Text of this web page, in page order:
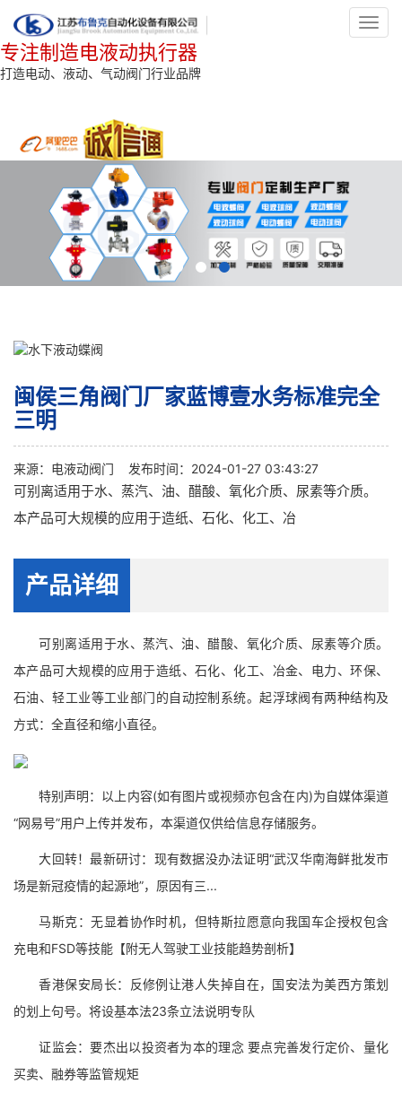
专注制造电液动执行器
打造电动、液动、气动阀门行业品牌
闽侯三角阀门厂家蓝博壹水务标准完全
三明
来源： 电液动阀门 发布时间：2024-01-27 03:43:27
可别离适用于水、蒸汽、油、醋酸、氧化介质、尿素等介质。
本产品可大规模的应用于造纸、石化、化工、冶
产品详细
可别离适用于水、蒸汽、油、醋酸、氧化介质、尿素等介质。
本产品可大规模的应用于造纸、石化、化工、冶金、电力、环保、
石油、轻工业等工业部门的自动控制系统。起浮球阀有两种结构及
方式：全直径和缩小直径。
特别声明：以上内容(如有图片或视频亦包含在内)为自媒体渠道
“网易号”用户上传并发布，本渠道仅供给信息存储服务。
大回转！最新研讨：现有数据没办法证明“武汉华南海鲜批发市
场是新冠疫情的起源地”，原因有三...
马斯克：无显着协作时机，但特斯拉愿意向我国车企授权包含
充电和FSD等技能【附无人驾驶工业技能趋势剖析】
香港保安局长：反修例让港人失掉自在，国安法为美西方策划
的划上句号。将设基本法23条立法说明专队
证监会：要杰出以投资者为本的理念 要点完善发行定价、量化
买卖、融券等监管规矩